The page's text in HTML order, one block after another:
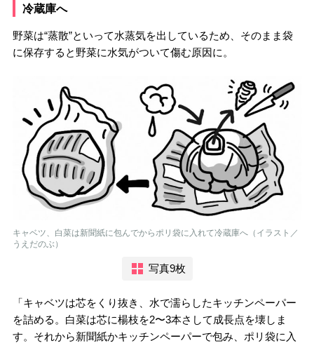
冷蔵庫へ
野菜は“蒸散”といって水蒸気を出しているため、そのまま袋
に保存すると野菜に水気がついて傷む原因に。
キャベツ、白菜は新聞紙に包んでからポリ袋に入れて冷蔵庫へ（イラスト／
うえだのぶ）
写真9枚
「キャベツは芯をくり抜き、水で濡らしたキッチンペーパー
を詰める。白菜は芯に楊枝を2〜3本さして成長点を壊しま
す。それから新聞紙かキッチンペーパーで包み、ポリ袋に入